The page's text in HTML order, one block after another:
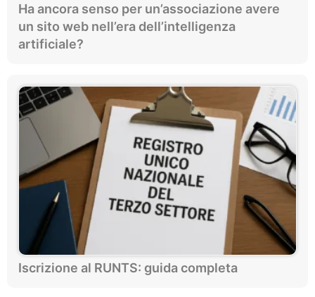
Ha ancora senso per un’associazione avere
un sito web nell’era dell’intelligenza
artificiale?
Iscrizione al RUNTS: guida completa